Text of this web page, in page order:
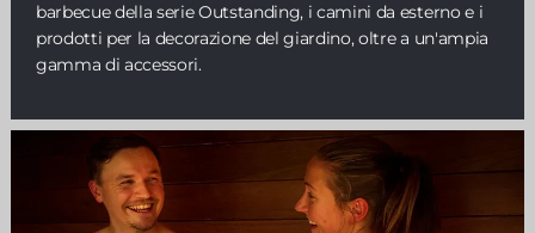
barbecue della serie Outstanding, i camini da esterno e i
prodotti per la decorazione del giardino, oltre a un'ampia
gamma di accessori.